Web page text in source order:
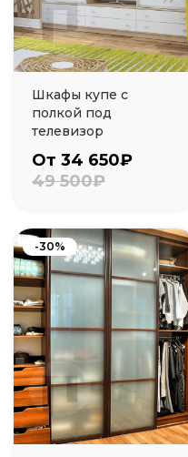
Шкафы купе с
полкой под
телевизор
От 34 650₽
49 500₽
-30%